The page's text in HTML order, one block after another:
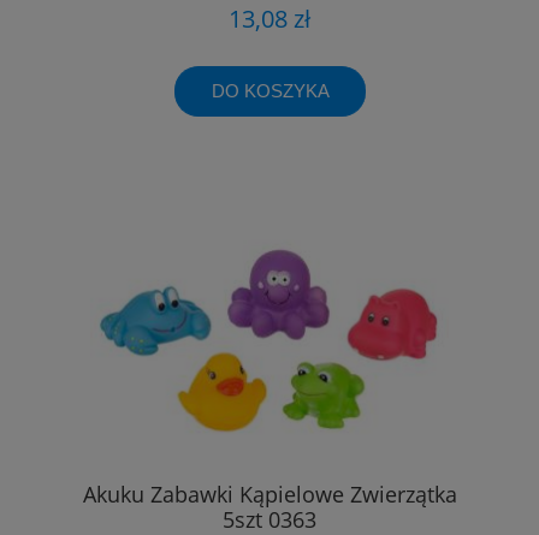
13,08 zł
DO KOSZYKA
Akuku Zabawki Kąpielowe Zwierzątka
5szt 0363